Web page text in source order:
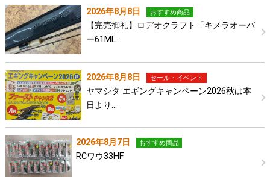
2026年8月8日 おすすめ商品
【完売御礼】ロデオクラフト「キメラオーバ
ー61ML…
2026年8月8日 セール・イベント
ヤマシタ エギングキャンペーン2026秋は本
日より…
2026年8月7日 おすすめ商品
RCワウ33HF